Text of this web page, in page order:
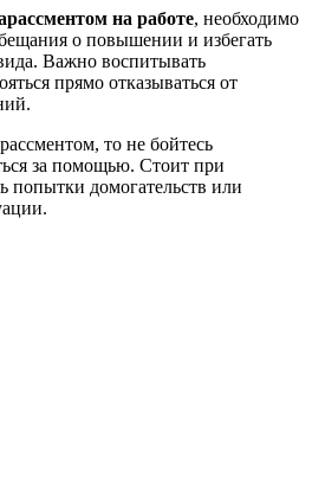
на работе, необходимо
о повышении и избегать
Важно воспитывать
прямо отказываться от
то не бойтесь
за помощью. Стоит при
попытки домогательств или